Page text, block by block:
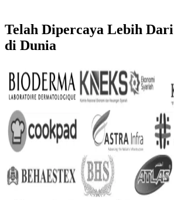
Telah Dipercaya Lebih Dari
di Dunia